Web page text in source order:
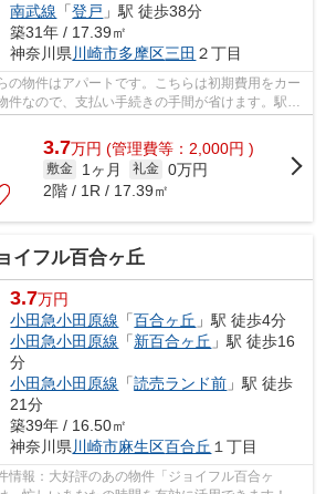
南武線 「登戸 」駅 徒歩38分
築31年 / 17.39㎡
神奈川県 川崎市多摩区三田 ２丁目
の物件はアパートです。こちらは初期費用をカー
件なので、支払い手続きの手間が省けます。駅徒
3.7万円 (管理費等：2,000円 )
敷金 1ヶ月 礼金 0万円
2階 / 1R / 17.39㎡
イフル百合ヶ丘
3.7万円
小田急小田原線 「百合ヶ丘 」駅 徒歩4分
小田急小田原線 「新百合ヶ丘 」駅 徒歩16
分
小田急小田原線 「読売ランド前 」駅 徒歩
21分
築39年 / 16.50㎡
神奈川県 川崎市麻生区百合丘 １丁目
情報：大好評のあの物件「ジョイフル百合ヶ